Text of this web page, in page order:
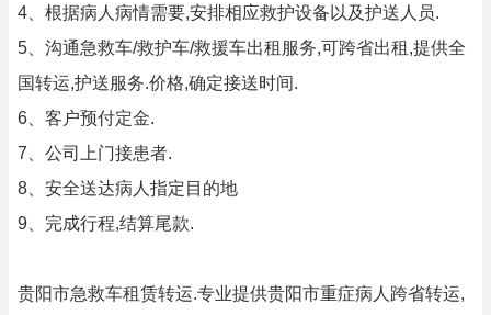
4、根据病人病情需要,安排相应救护设备以及护送人员.
5、沟通急救车/救护车/救援车出租服务,可跨省出租,提供全
国转运,护送服务.价格,确定接送时间.
6、客户预付定金.
7、公司上门接患者.
8、安全送达病人指定目的地
9、完成行程,结算尾款.
贵阳市急救车租赁转运.专业提供贵阳市重症病人跨省转运,